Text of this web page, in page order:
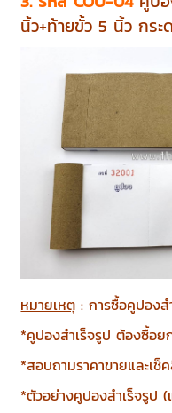
นิ้ว+ท้ายขั้ว 5 นิ้ว กร
หมายเหตุ : การซื้อคูปองส
*คูปองสำเร็จรูป ต้องซื้อย
*สอบถามราคาขายและเ
*ตัวอย่างคูปองสำเร็จรูป